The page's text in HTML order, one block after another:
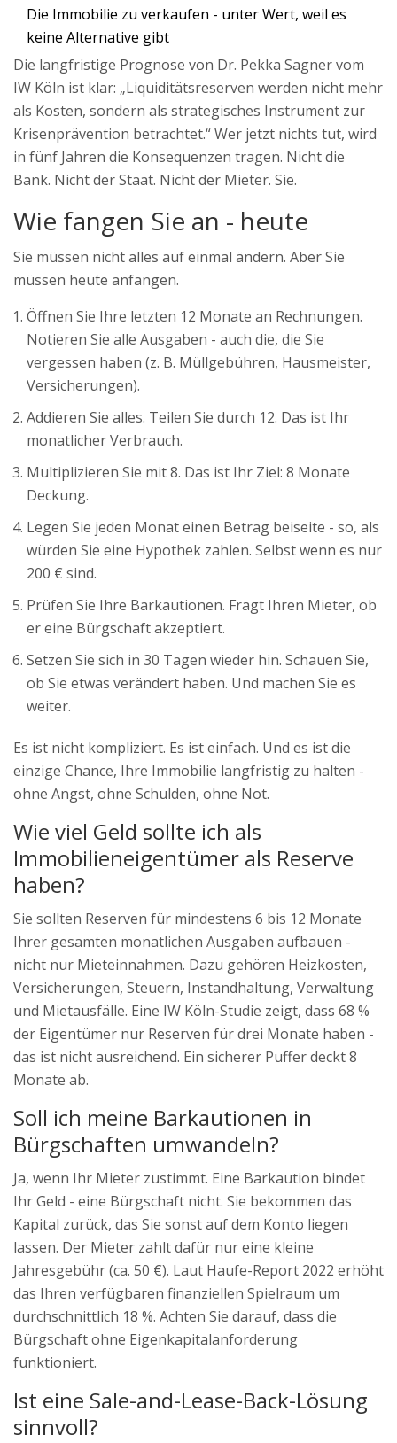
Die Immobilie zu verkaufen - unter Wert, weil es
keine Alternative gibt
Die langfristige Prognose von Dr. Pekka Sagner vom
IW Köln ist klar: „Liquiditätsreserven werden nicht mehr
als Kosten, sondern als strategisches Instrument zur
Krisenprävention betrachtet.“ Wer jetzt nichts tut, wird
in fünf Jahren die Konsequenzen tragen. Nicht die
Bank. Nicht der Staat. Nicht der Mieter. Sie.
Wie fangen Sie an - heute
Sie müssen nicht alles auf einmal ändern. Aber Sie
müssen heute anfangen.
Öffnen Sie Ihre letzten 12 Monate an Rechnungen.
Notieren Sie alle Ausgaben - auch die, die Sie
vergessen haben (z. B. Müllgebühren, Hausmeister,
Versicherungen).
Addieren Sie alles. Teilen Sie durch 12. Das ist Ihr
monatlicher Verbrauch.
Multiplizieren Sie mit 8. Das ist Ihr Ziel: 8 Monate
Deckung.
Legen Sie jeden Monat einen Betrag beiseite - so, als
würden Sie eine Hypothek zahlen. Selbst wenn es nur
200 € sind.
Prüfen Sie Ihre Barkautionen. Fragt Ihren Mieter, ob
er eine Bürgschaft akzeptiert.
Setzen Sie sich in 30 Tagen wieder hin. Schauen Sie,
ob Sie etwas verändert haben. Und machen Sie es
weiter.
Es ist nicht kompliziert. Es ist einfach. Und es ist die
einzige Chance, Ihre Immobilie langfristig zu halten -
ohne Angst, ohne Schulden, ohne Not.
Wie viel Geld sollte ich als
Immobilieneigentümer als Reserve
haben?
Sie sollten Reserven für mindestens 6 bis 12 Monate
Ihrer gesamten monatlichen Ausgaben aufbauen -
nicht nur Mieteinnahmen. Dazu gehören Heizkosten,
Versicherungen, Steuern, Instandhaltung, Verwaltung
und Mietausfälle. Eine IW Köln-Studie zeigt, dass 68 %
der Eigentümer nur Reserven für drei Monate haben -
das ist nicht ausreichend. Ein sicherer Puffer deckt 8
Monate ab.
Soll ich meine Barkautionen in
Bürgschaften umwandeln?
Ja, wenn Ihr Mieter zustimmt. Eine Barkaution bindet
Ihr Geld - eine Bürgschaft nicht. Sie bekommen das
Kapital zurück, das Sie sonst auf dem Konto liegen
lassen. Der Mieter zahlt dafür nur eine kleine
Jahresgebühr (ca. 50 €). Laut Haufe-Report 2022 erhöht
das Ihren verfügbaren finanziellen Spielraum um
durchschnittlich 18 %. Achten Sie darauf, dass die
Bürgschaft ohne Eigenkapitalanforderung
funktioniert.
Ist eine Sale-and-Lease-Back-Lösung
sinnvoll?